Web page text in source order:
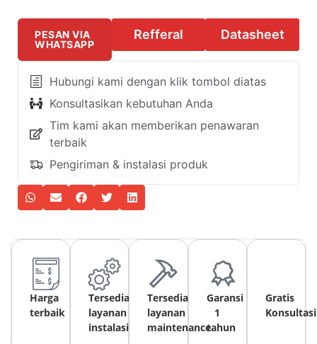
PESAN VIA
WHATSAPP
Refferal Datasheet
Hubungi kami dengan klik tombol diatas
Konsultasikan kebutuhan Anda
Tim kami akan memberikan penawaran
terbaik
Pengiriman & instalasi produk
Harga
terbaik
Tersedia
layanan
instalasi
Tersedia
layanan
maintenance
Garansi
1
tahun
Gratis
Konsultasi